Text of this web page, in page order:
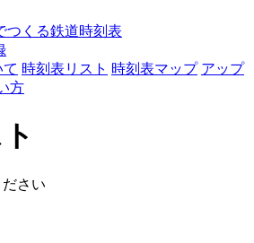
つくる鉄道時刻表
時刻表リスト 時刻表マップ アップ
方
さい